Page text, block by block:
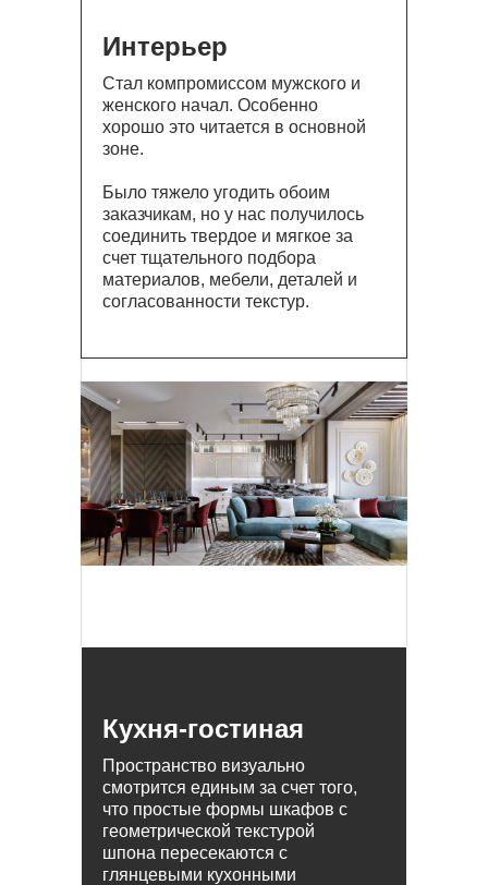
Стал компромиссом мужского и
женского начал. Особенно
хорошо это читается в основной
зоне.
Было тяжело угодить обоим
заказчикам, но у нас получилось
соединить твердое и мягкое за
счет тщательного подбора
материалов, мебели, деталей и
согласованности текстур.
Интерьер
Пространство визуально
смотрится единым за счет того,
что простые формы шкафов с
геометрической текстурой
шпона пересекаются с
глянцевыми кухонными
Кухня-гостиная